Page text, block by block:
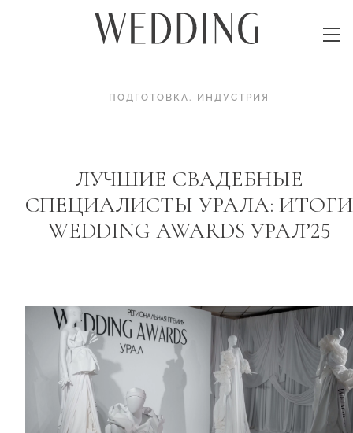
ПОДГОТОВКА. ИНДУСТРИЯ
ЛУЧШИЕ СВАДЕБНЫЕ
СПЕЦИАЛИСТЫ УРАЛА: ИТОГИ
WEDDING AWARDS УРАЛ’25